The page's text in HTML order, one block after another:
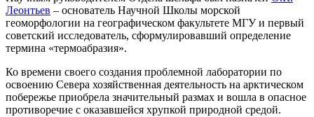
Леонтьев – основатель Научной Школы морской
геоморфологии на географическом факультете МГУ и первый
советский исследователь, сформулировавший определение
термина «термоабразия».
Ко времени своего создания проблемной лаборатории по
освоению Севера хозяйственная деятельность на арктическом
побережье приобрела значительный размах и вошла в опасное
противоречие с оказавшейся хрупкой природной средой.